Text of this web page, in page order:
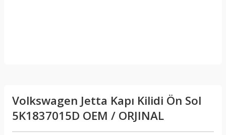
Volkswagen Jetta Kapı Kilidi Ön Sol
5K1837015D OEM / ORJINAL